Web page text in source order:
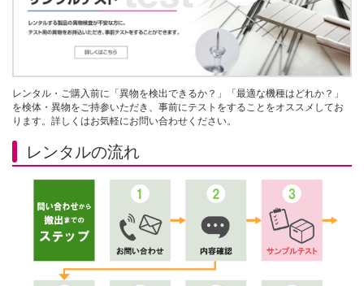
レンタル・ご購入前に「異物を検出できるか？」「最適な機種はどれか？」
を検体・異物をご持参いただき、事前にテストをすることをオススメしてお
ります。詳しくはお気軽にお問い合わせください。
レンタルの流れ